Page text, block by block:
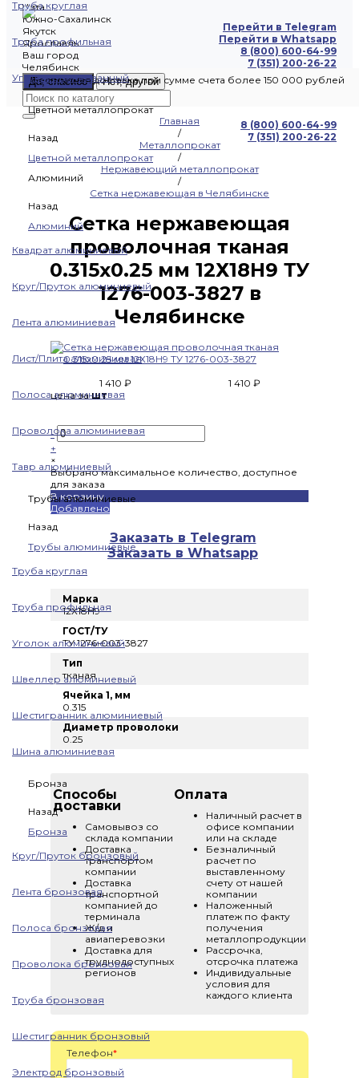
Чита
Южно-Сахалинск
Якутск
Ярославль
Ваш город
Челябинск
Да, спасибо
Нет, другой
8 (800) 600-64-99
7 (351) 200-26-22
Перейти в Telegram
Перейти в Whatsapp
8 (800) 600-64-99
7 (351) 200-26-22
Труба круглая
Труба профильная
Уголок оцинкованный
Цветной металлопрокат
Назад
Цветной металлопрокат
Алюминий
Назад
Алюминий
Квадрат алюминиевый
Круг/Пруток алюминиевый
Лента алюминиевая
Лист/Плита алюминиевая
Полоса алюминиевая
Проволока алюминиевая
Тавр алюминиевый
Трубы алюминиевые
Назад
Трубы алюминиевые
Труба круглая
Труба профильная
Уголок алюминиевый
Швеллер алюминиевый
Шестигранник алюминиевый
Шина алюминиевая
Бронза
Назад
Бронза
Круг/Пруток бронзовый
Лента бронзовая
Полоса бронзовая
Проволока бронзовая
Труба бронзовая
Шестигранник бронзовый
Электрод бронзовый
Бесплатная доставка при сумме счета более 150 000 рублей
Главная
/
Металлопрокат
/
Нержавеющий металлопрокат
/
Сетка нержавеющая в Челябинске
Сетка нержавеющая
проволочная тканая
0.315х0.25 мм 12Х18Н9 ТУ
1276-003-3827 в
Челябинске
1 410 ₽
1 410 ₽
цена зашт
-
+
×
Выбрано максимальное количество, доступное
для заказа
В корзину
Добавлено
Заказать в Telegram
Заказать в Whatsapp
Марка
12Х18Н9
ГОСТ/ТУ
ТУ 1276-003-3827
Тип
тканая
Ячейка 1, мм
0.315
Диаметр проволоки
0.25
Способы
доставки
Самовывоз со
склада компании
Доставка
транспортом
компании
Доставка
транспортной
компанией до
терминала
Ж/д и
авиаперевозки
Доставка для
труднодоступных
регионов
Оплата
Наличный расчет в
офисе компании
или на складе
Безналичный
расчет по
выставленному
счету от нашей
компании
Наложенный
платеж по факту
получения
металлопродукции
Рассрочка,
отсрочка платежа
Индивидуальные
условия для
каждого клиента
Телефон*